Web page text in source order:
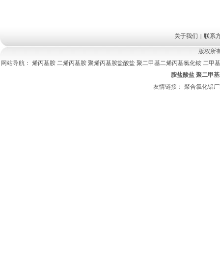
关于我们 | 联系
版权所
网站导航： 烯丙基胺 二烯丙基胺 聚烯丙基胺盐酸盐 聚二甲基二烯丙基氯化铵 二甲
胺盐酸盐 聚二甲
友情链接： 聚合氯化铝